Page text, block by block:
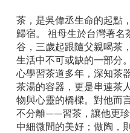
茶，是吳偉丞生命的起點
歸宿。 祖母生於台灣著名
谷，三歲起跟隨父親喝茶
生活中不可或缺的一部分
心學習茶道多年，深知茶
茶湯的容器，更是串連茶
物與心靈的橋樑。對他而
不分離——習茶，讓他更
中細微間的美好；做陶，